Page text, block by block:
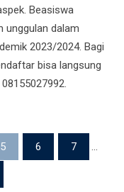
Beasiswa
unggulan dalam
2023/2024. Bagi
bisa langsung
5 6 7 ...